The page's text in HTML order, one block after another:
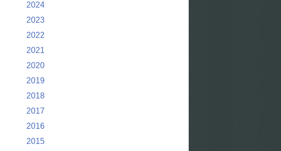
2024
2023
2022
2021
2020
2019
2018
2017
2016
2015